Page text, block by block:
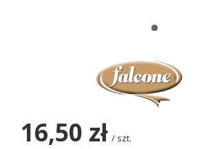
16,50 zł / szt.